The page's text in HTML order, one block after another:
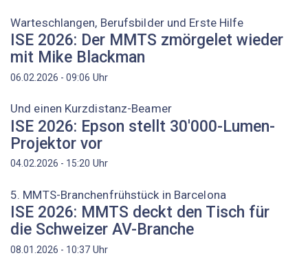
Warteschlangen, Berufsbilder und Erste Hilfe
ISE 2026: Der MMTS zmörgelet wieder
mit Mike Blackman
06.02.2026 - 09:06 Uhr
Und einen Kurzdistanz-Beamer
ISE 2026: Epson stellt 30'000-Lumen-
Projektor vor
04.02.2026 - 15:20 Uhr
5. MMTS-Branchenfrühstück in Barcelona
ISE 2026: MMTS deckt den Tisch für
die Schweizer AV-Branche
08.01.2026 - 10:37 Uhr